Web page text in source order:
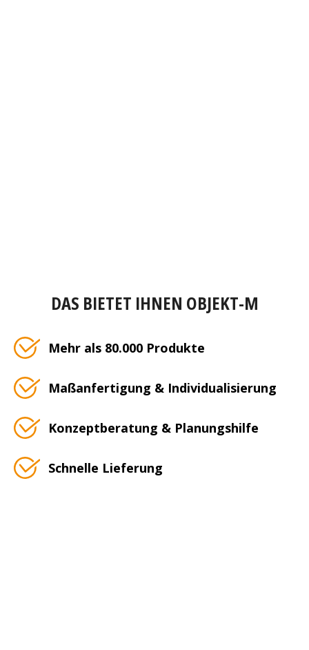
DAS BIETET IHNEN OBJEKT-M
Mehr als 80.000 Produkte
Maßanfertigung & Individualisierung
Konzeptberatung & Planungshilfe
Schnelle Lieferung